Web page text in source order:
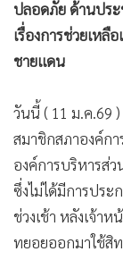
ปลอดภัย ด้านปร
เรื่องการช่วยเห
ชายแดน
วันนี้ ( 11 ม.ค.69 )
สมาชิกสภาองค์ก
องค์การบริหารส่
ซึ่งไม่ได้มีการประ
ช่วงเช้า หลังเจ้า
ทยอยออกมาใช้สิ